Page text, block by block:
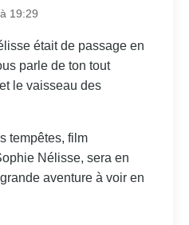
19:29
était de passage en
parle de ton tout
le vaisseau des
tempêtes, film
Nélisse, sera en
aventure à voir en